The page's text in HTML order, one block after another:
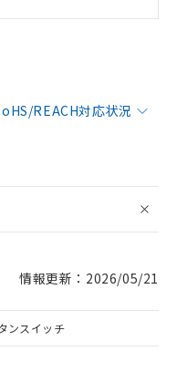
REACH対応状況
情報更新：2026/05/21
ンスイッチ